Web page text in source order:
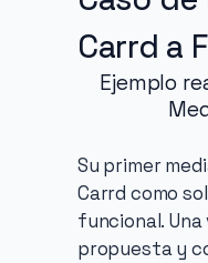
Carrd a
Ejemplo
Su primer
Carrd como
funcional. Una
propuesta y